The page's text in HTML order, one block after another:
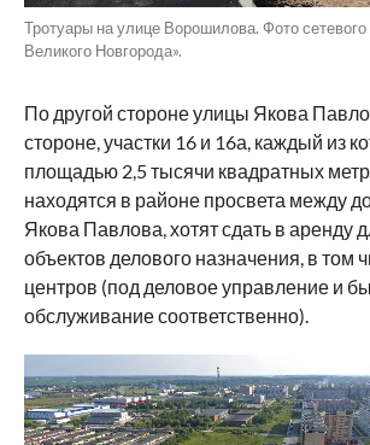
Тротуары на улице Ворошилова. Фото сетевого
Великого Новгорода».
По другой стороне улицы Якова
стороне, участки 16 и 16а, каждый из
площадью 2,5 тысячи квадратных
находятся в районе просвета между
Якова Павлова, хотят сдать в аренду
объектов делового назначения, в том
центров (под деловое управление и
обслуживание соответственно).